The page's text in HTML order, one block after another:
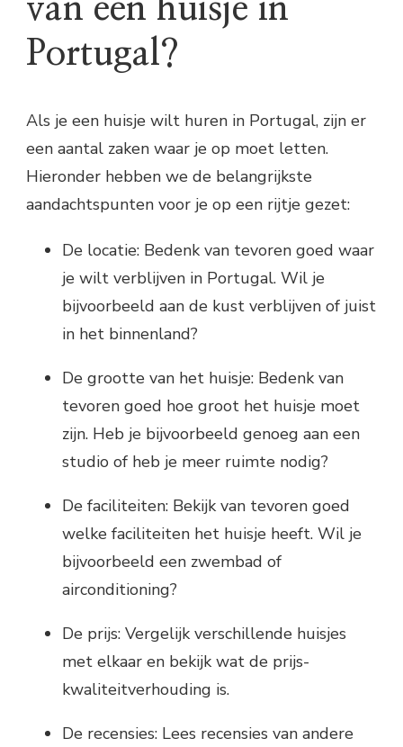
van een huisje in
Portugal?
Als je een huisje wilt huren in Portugal, zijn er
een aantal zaken waar je op moet letten.
Hieronder hebben we de belangrijkste
aandachtspunten voor je op een rijtje gezet:
De locatie: Bedenk van tevoren goed waar
je wilt verblijven in Portugal. Wil je
bijvoorbeeld aan de kust verblijven of juist
in het binnenland?
De grootte van het huisje: Bedenk van
tevoren goed hoe groot het huisje moet
zijn. Heb je bijvoorbeeld genoeg aan een
studio of heb je meer ruimte nodig?
De faciliteiten: Bekijk van tevoren goed
welke faciliteiten het huisje heeft. Wil je
bijvoorbeeld een zwembad of
airconditioning?
De prijs: Vergelijk verschillende huisjes
met elkaar en bekijk wat de prijs-
kwaliteitverhouding is.
De recensies: Lees recensies van andere